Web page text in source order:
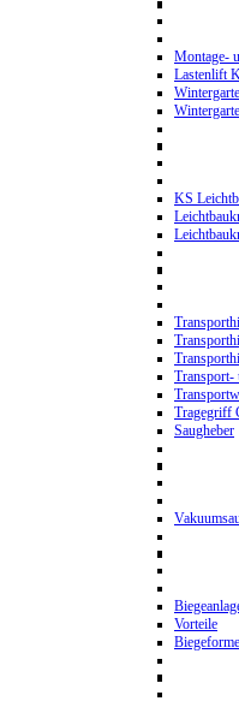
Montage-
Lastenlift
KS
Transport-
Tragegriff
Saugheber
Vorteile